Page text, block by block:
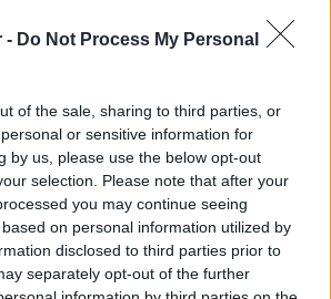
- Do Not Process My Personal
of the sale, sharing to third parties, or
or sensitive information for
by us, please use the below opt-out
selection. Please note that after your
you may continue seeing
on personal information utilized by
disclosed to third parties prior to
separately opt-out of the further
την ύστατη προσπάθεια να
σε 74-75 στο 35' με τις
όμως ηΤρέντοάντεξε στην
νίκη, διευρύνοντας το αήττητο
(6-0) και ρίχνοντας τους
4.